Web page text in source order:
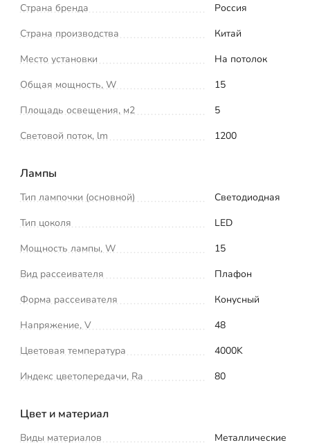
Страна бренда
Россия
Страна производства
Китай
Место установки
На потолок
Общая мощность, W
15
Площадь освещения, м2
5
Световой поток, lm
1200
Лампы
Тип лампочки (основной)
Светодиодная
Тип цоколя
LED
Мощность лампы, W
15
Вид рассеивателя
Плафон
Форма рассеивателя
Конусный
Напряжение, V
48
Цветовая температура
4000K
Индекс цветопередачи, Ra
80
Цвет и материал
Виды материалов
Металлические